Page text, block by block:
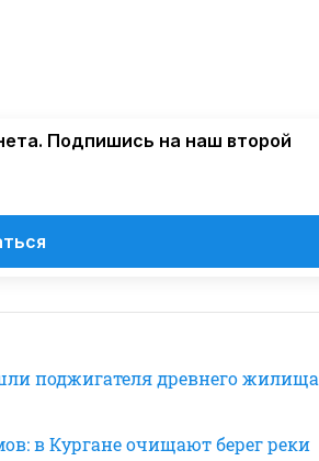
Подпишись на наш второй
поджигателя древнего жилища
в Кургане очищают берег реки